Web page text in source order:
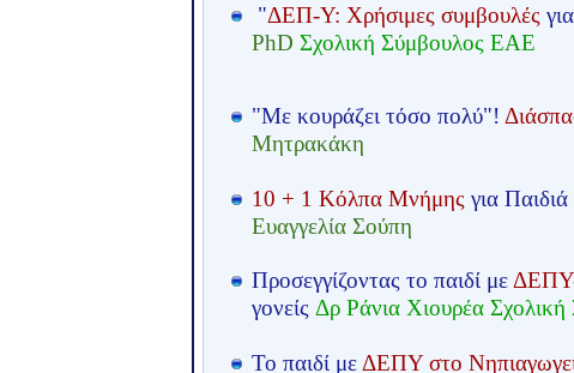
"ΔΕΠ-Υ: Χρήσιμες συμβουλές
PhD Σχολική Σύμβουλος ΕΑΕ
"Με κουράζει τόσο πολύ"!
Μητρακάκη
10 + 1 Κόλπα Μνήμης για
Ευαγγελία Σούπη
Προσεγγίζοντας το παιδί μεΔΕΠΥ-
γονείς Δρ Ράνια Χιουρέα
Το παιδί μεΔΕΠΥ στο